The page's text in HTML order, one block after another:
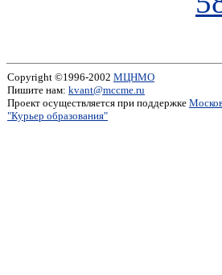
Copyright ©1996-2002 МЦНМО
Пишите нам: kvant@mccme.ru
Проект осуществляется при поддержке
"Курьер образования"